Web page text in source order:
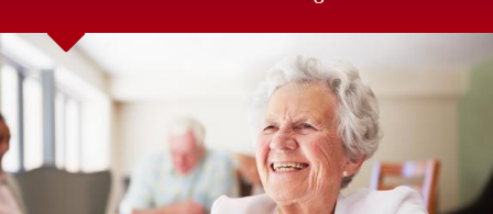
Unser soziales und seelsorgliches Engagement für die
Armen und jene, die am Rande der Gesellschaft stehen.